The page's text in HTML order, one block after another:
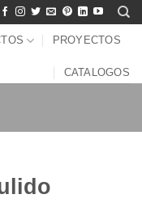
PROYECTOS
CATALOGOS